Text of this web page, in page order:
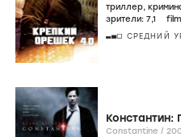
триллер,
зрители: 7,1
СРЕДНИЙ
Константин:
Constantine /